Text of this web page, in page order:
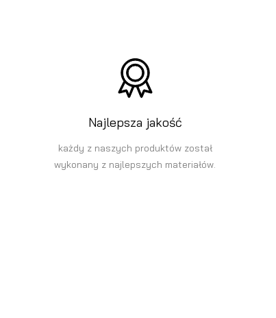
Najlepsza jakość
każdy z naszych produktów został
wykonany z najlepszych materiałów.